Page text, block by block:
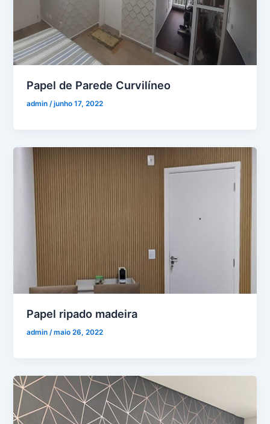
Papel de Parede Curvilíneo
admin/junho 17, 2022
Papel ripado madeira
admin/maio 26, 2022